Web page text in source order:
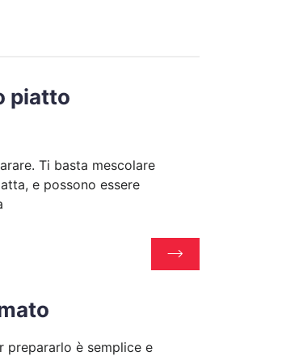
piatto
Ti basta mescolare
e possono essere
prepararlo è semplice e